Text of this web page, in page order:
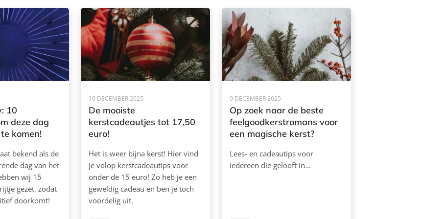
10
deze dag
komen!
bekend als de
dag van het
wij 15
gezet, zodat
doorkomt!
10 DECEMBER 2025
De mooiste
kerstcadeautjes tot 17,50
euro!
Het is weer bijna kerst! Hier vind
je volop kerstcadeautips voor
onder de 15 euro! Zo heb je een
geweldig cadeau en ben je toch
voordelig uit.
9 DECEMBER 2025
Op zoek naar de beste
feelgoodkerstromans voor
een magische kerst?
Lees- en cadeautips voor
iedereen die gelooft in…